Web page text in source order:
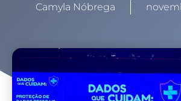
Camyla Nóbrega